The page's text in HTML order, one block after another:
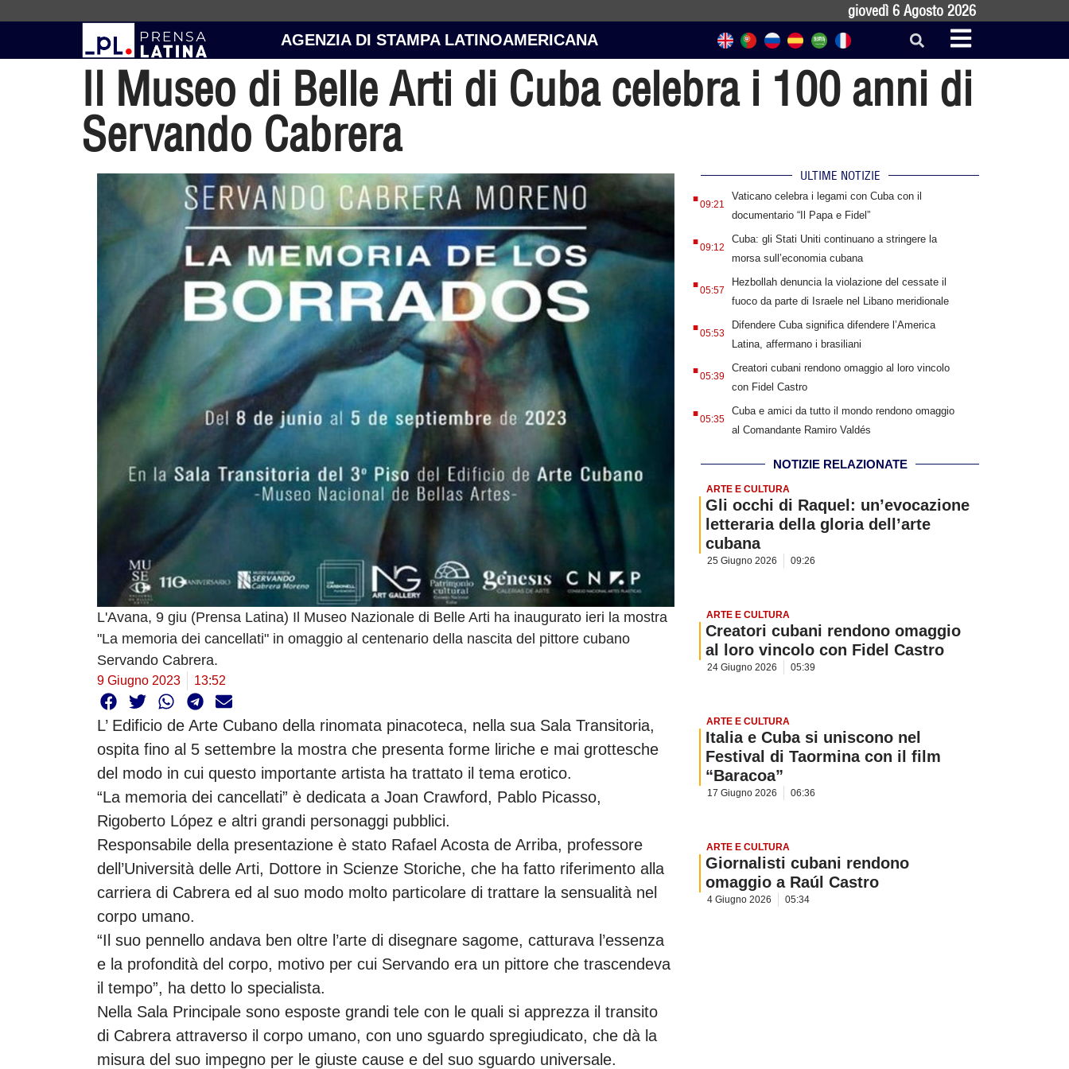
giovedì 6 Agosto 2026
AGENZIA DI STAMPA LATINOAMERICANA
Il Museo di Belle Arti di Cuba celebra i 100 anni di
Servando Cabrera
L'Avana, 9 giu (Prensa Latina) Il Museo Nazionale di Belle Arti ha inaugurato ieri la mostra
"La memoria dei cancellati" in omaggio al centenario della nascita del pittore cubano
Servando Cabrera.
9 Giugno 2023 13:52
L’ Edificio de Arte Cubano della rinomata pinacoteca, nella sua Sala Transitoria,
ospita fino al 5 settembre la mostra che presenta forme liriche e mai grottesche
del modo in cui questo importante artista ha trattato il tema erotico.
“La memoria dei cancellati” è dedicata a Joan Crawford, Pablo Picasso,
Rigoberto López e altri grandi personaggi pubblici.
Responsabile della presentazione è stato Rafael Acosta de Arriba, professore
dell’Università delle Arti, Dottore in Scienze Storiche, che ha fatto riferimento alla
carriera di Cabrera ed al suo modo molto particolare di trattare la sensualità nel
corpo umano.
“Il suo pennello andava ben oltre l’arte di disegnare sagome, catturava l’essenza
e la profondità del corpo, motivo per cui Servando era un pittore che trascendeva
il tempo”, ha detto lo specialista.
Nella Sala Principale sono esposte grandi tele con le quali si apprezza il transito
di Cabrera attraverso il corpo umano, con uno sguardo spregiudicato, che dà la
misura del suo impegno per le giuste cause e del suo sguardo universale.
ULTIME NOTIZIE
.09:21
Vaticano celebra i legami con Cuba con il
documentario “Il Papa e Fidel”
.09:12
Cuba: gli Stati Uniti continuano a stringere la
morsa sull’economia cubana
.05:57
Hezbollah denuncia la violazione del cessate il
fuoco da parte di Israele nel Libano meridionale
.05:53
Difendere Cuba significa difendere l’America
Latina, affermano i brasiliani
.05:39
Creatori cubani rendono omaggio al loro vincolo
con Fidel Castro
.05:35
Cuba e amici da tutto il mondo rendono omaggio
al Comandante Ramiro Valdés
NOTIZIE RELAZIONATE
ARTE E CULTURA
Gli occhi di Raquel: un’evocazione
letteraria della gloria dell’arte
cubana
25 Giugno 2026 09:26
ARTE E CULTURA
Creatori cubani rendono omaggio
al loro vincolo con Fidel Castro
24 Giugno 2026 05:39
ARTE E CULTURA
Italia e Cuba si uniscono nel
Festival di Taormina con il film
“Baracoa”
17 Giugno 2026 06:36
ARTE E CULTURA
Giornalisti cubani rendono
omaggio a Raúl Castro
4 Giugno 2026 05:34